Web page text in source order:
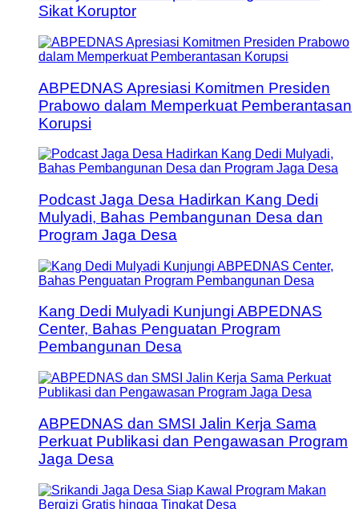
Sikat Koruptor
ABPEDNAS Apresiasi Komitmen Presiden
Prabowo dalam Memperkuat Pemberantasan
Korupsi
Podcast Jaga Desa Hadirkan Kang Dedi
Mulyadi, Bahas Pembangunan Desa dan
Program Jaga Desa
Kang Dedi Mulyadi Kunjungi ABPEDNAS
Center, Bahas Penguatan Program
Pembangunan Desa
ABPEDNAS dan SMSI Jalin Kerja Sama
Perkuat Publikasi dan Pengawasan Program
Jaga Desa